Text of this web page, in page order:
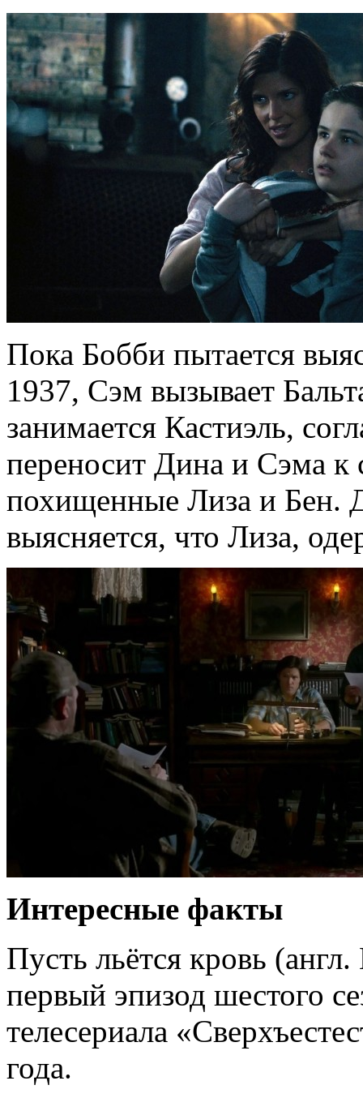
Пока Бобби пытается
1937, Сэм вызывает
занимается Кастиэль,
переносит Дина и Сэма к
похищенные Лиза и Бен.
выясняется, что Лиза,
Интересные факты
Пусть льётся кровь
первый эпизод шестого
телесериала
года.